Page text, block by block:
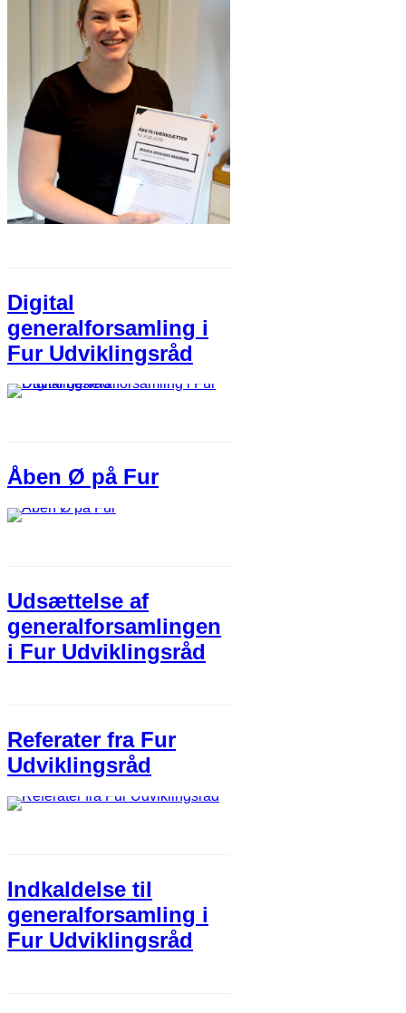
Digital
generalforsamling i
Fur Udviklingsråd
Åben Ø på Fur
Udsættelse af
generalforsamlingen
i Fur Udviklingsråd
Referater fra Fur
Udviklingsråd
Indkaldelse til
generalforsamling i
Fur Udviklingsråd